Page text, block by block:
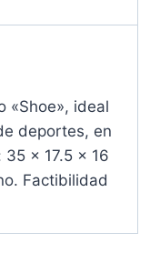
«Shoe», ideal
deportes, en
35 x 17.5 x 16
Factibilidad